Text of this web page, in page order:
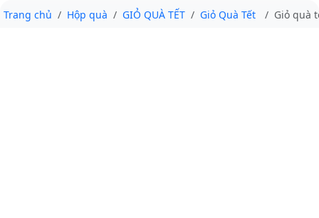
Trang chủ Hộp quà GIỎ QUÀ TẾT Giỏ Quà Tết Giỏ quà